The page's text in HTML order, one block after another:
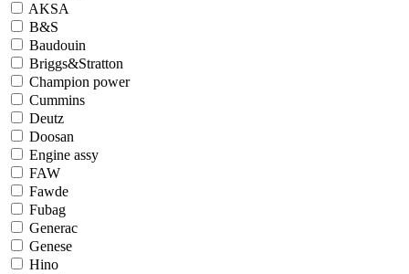
AKSA
B&S
Baudouin
Briggs&Stratton
Champion power
Cummins
Deutz
Doosan
Engine assy
FAW
Fawde
Fubag
Generac
Genese
Hino